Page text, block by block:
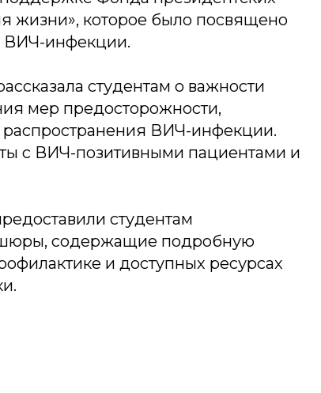
жизни», которое было посвящено
ВИЧ-инфекции.
студентам о важности
мер предосторожности,
ВИЧ-инфекции.
с ВИЧ-позитивными пациентами и
студентам
содержащие подробную
и доступных ресурсах